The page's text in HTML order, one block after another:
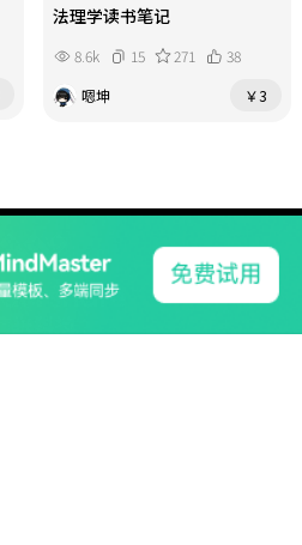
法理学读书笔记
8.6k 15 271
38
嗯坤
￥3